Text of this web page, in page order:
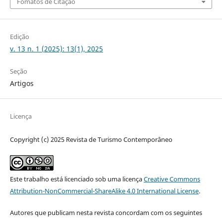
Edição
v. 13 n. 1 (2025): 13(1), 2025
Seção
Artigos
Licença
Copyright (c) 2025 Revista de Turismo Contemporâneo
Este trabalho está licenciado sob uma licençaCreative Commons
Attribution-NonCommercial-ShareAlike 4.0 International License.
Autores que publicam nesta revista concordam com os seguintes